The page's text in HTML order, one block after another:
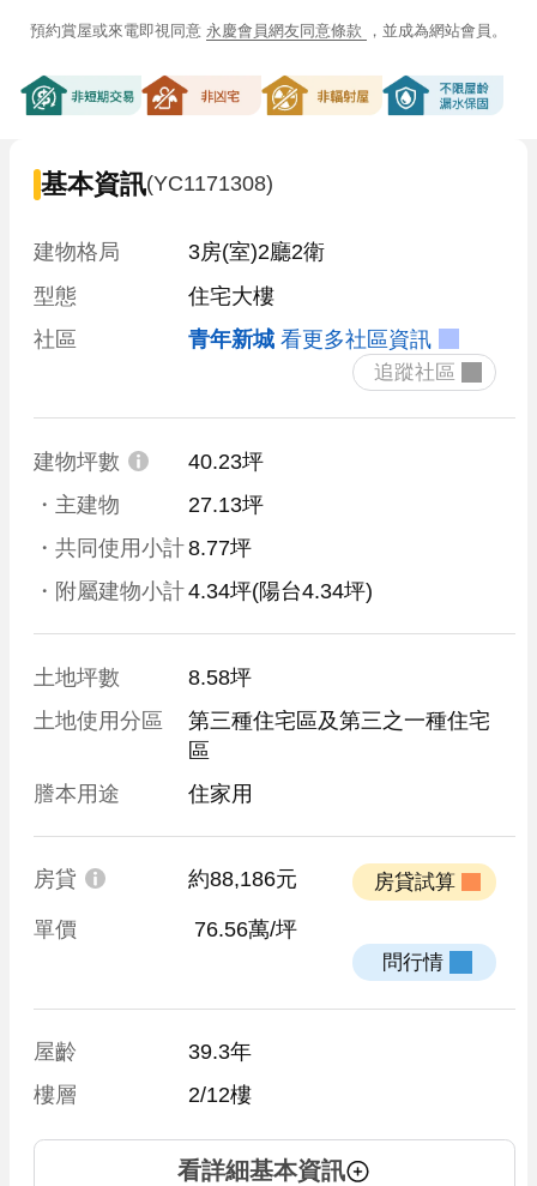
預約賞屋或來電即視同意 永慶會員網友同意條款 ，並成為網站會員。
基本資訊(YC1171308)
建物格局
3房(室)2廳2衛
型態
住宅大樓
社區
青年新城 看更多社區資訊
建物坪數
40.23坪
・主建物
27.13坪
・共同使用小計8.77坪
・附屬建物小計4.34坪(陽台4.34坪)
土地坪數
8.58坪
土地使用分區
第三種住宅區及第三之一種住宅
區
謄本用途
住家用
房貸 約88,186元
單價 76.56萬/坪
屋齡
39.3年
樓層
2/12樓
看詳細基本資訊